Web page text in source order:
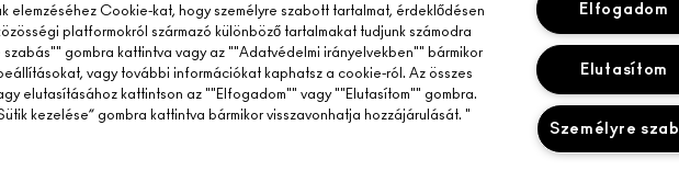
elemzéséhez Cookie-kat, hogy személyre szabott tartalmat, érdeklődésen
platformokról származó különböző tartalmakat tudjunk számodra
szabás"" gombra kattintva vagy az ""Adatvédelmi irányelvekben"" bármikor
vagy további információkat kaphatsz a cookie-ról. Az összes
elutasításához kattintson az ""Elfogadom"" vagy ""Elutasítom"" gombra.
kezelése” gombra kattintva bármikor visszavonhatja hozzájárulását. "
Elfogadom
Elutasítom
Személyre